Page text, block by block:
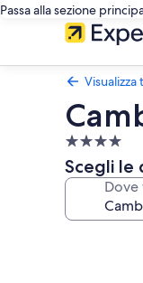
Passa alla sezione
Struttura
a
4.0
Scegli le
Dove